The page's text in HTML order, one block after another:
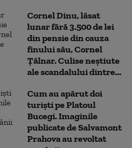
Cornel Dinu, lăsat
lunar fără 3.500 de lei
din pensie din cauza
finului său, Cornel
Țălnar. Culise neștiute
ale scandalului dintre...
Cum au apărut doi
turiști pe Platoul
Bucegi. Imaginile
publicate de Salvamont
Prahova au revoltat